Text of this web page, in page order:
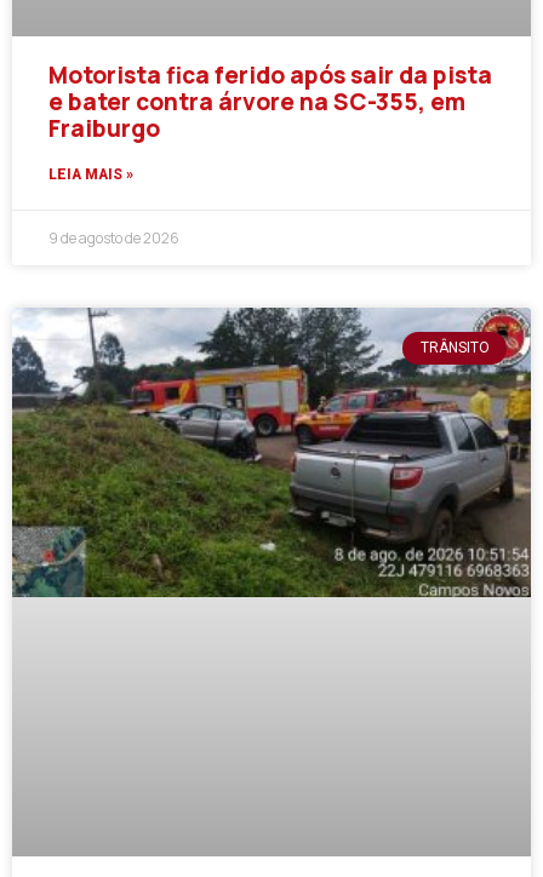
Motorista fica ferido após sair da pista
e bater contra árvore na SC-355, em
Fraiburgo
LEIA MAIS »
9 de agosto de 2026
TRÂNSITO